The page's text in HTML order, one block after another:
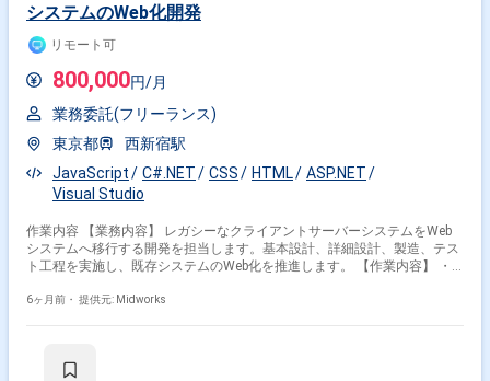
システムのWeb化開発
リモート可
800,000円/月
業務委託(フリーランス)
東京都
西新宿駅
JavaScript
C#.NET CSS HTML
ASP.NET
Visual Studio
作業内容 【業務内容】 レガシーなクライアントサーバーシステムをWeb
システムへ移行する開発を担当します。基本設計、詳細設計、製造、テス
ト工程を実施し、既存システムのWeb化を推進します。 【作業内容】 ・
6ヶ月前・ 提供元: Midworks